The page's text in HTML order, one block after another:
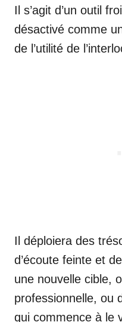
Il s’agit d’un outil
désactivé comme
de l’utilité de
Il déploiera des
d’écoute feinte et
une nouvelle cible,
professionnelle, ou
qui commence à le